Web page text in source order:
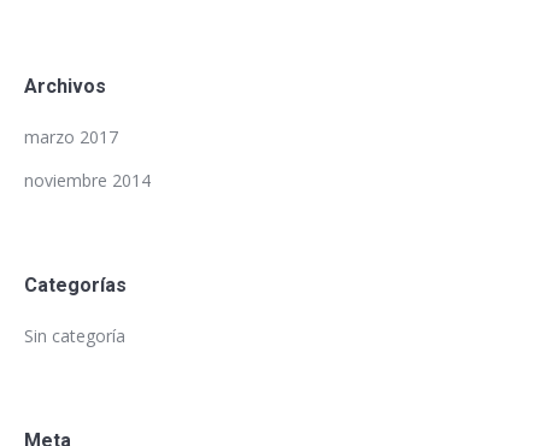
Archivos
marzo 2017
noviembre 2014
Categorías
Sin categoría
Meta